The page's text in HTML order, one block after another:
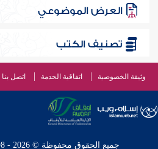
العرض الموضوعي
تصنيف الكتب
وثيقة الخصوصية اتفاقية الخدمة اتصل بنا
جميع الحقوق محفوظة © 2026 - 1998 لشبكة إسلام ويب